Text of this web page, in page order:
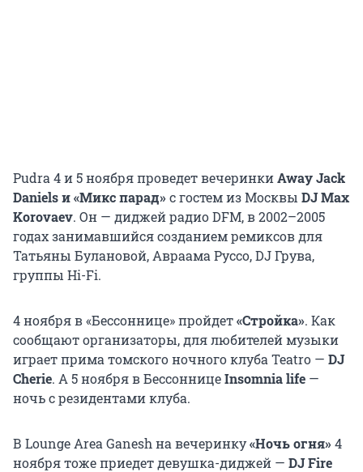
Pudra 4 и 5 ноября проведет вечеринкиAway Jack
Daniels и «Микс парад»с гостем из Москвы DJ Max
Korovaev. Он — диджей радио DFM, в 2002–2005
годах занимавшийся созданием ремиксов для
Татьяны Булановой, Авраама Руссо, DJ Грува,
группы Hi-Fi.
4 ноября в «Бессоннице» пройдет«Стройка». Как
сообщают организаторы, для любителей музыки
играет прима томского ночного клуба Teatro — DJ
Cherie. А 5 ноября в БессонницеInsomnia life —
ночь с резидентами клуба.
В Lounge Area Ganesh на вечеринку«Ночь огня»4
ноября тоже приедет девушка-диджей — DJ Fire